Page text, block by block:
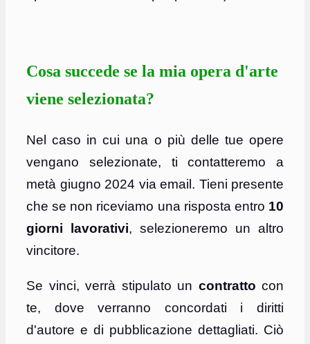
Cosa succede se la mia opera d'arte
viene selezionata?
Nel caso in cui una o più delle tue opere
vengano selezionate, ti contatteremo a
metà giugno 2024 via email. Tieni presente
che se non riceviamo una risposta entro 10
giorni lavorativi, selezioneremo un altro
vincitore.
Se vinci, verrà stipulato un contratto con
te, dove verranno concordati i diritti
d'autore e di pubblicazione dettagliati. Ciò